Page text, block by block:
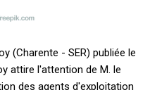
(Charente - SER) publiée le
attire l'attention de M. le
des agents d'exploitation